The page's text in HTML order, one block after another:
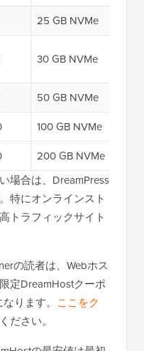
25 GB NVMe
30 GB NVMe
50 GB NVMe
100 GB NVMe
200 GB NVMe
場合は、DreamPress
特にオンラインスト
トラフィックサイト
の読者は、Webホス
定DreamHostクーポ
なります。 ここをク
ださい。